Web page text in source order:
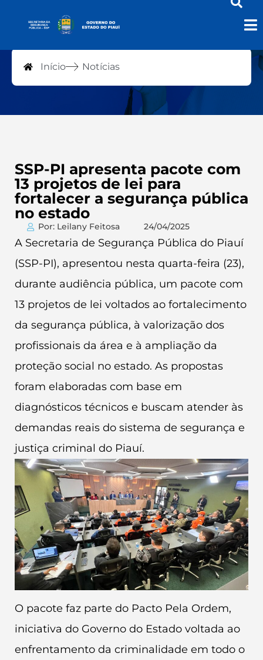
Notícias
Início Notícias
SSP-PI apresenta pacote com
13 projetos de lei para
fortalecer a segurança pública
no estado
Por: Leilany Feitosa 24/04/2025
A Secretaria de Segurança Pública do Piauí
(SSP-PI), apresentou nesta quarta-feira (23),
durante audiência pública, um pacote com
13 projetos de lei voltados ao fortalecimento
da segurança pública, à valorização dos
profissionais da área e à ampliação da
proteção social no estado. As propostas
foram elaboradas com base em
diagnósticos técnicos e buscam atender às
demandas reais do sistema de segurança e
justiça criminal do Piauí.
O pacote faz parte do Pacto Pela Ordem,
iniciativa do Governo do Estado voltada ao
enfrentamento da criminalidade em todo o